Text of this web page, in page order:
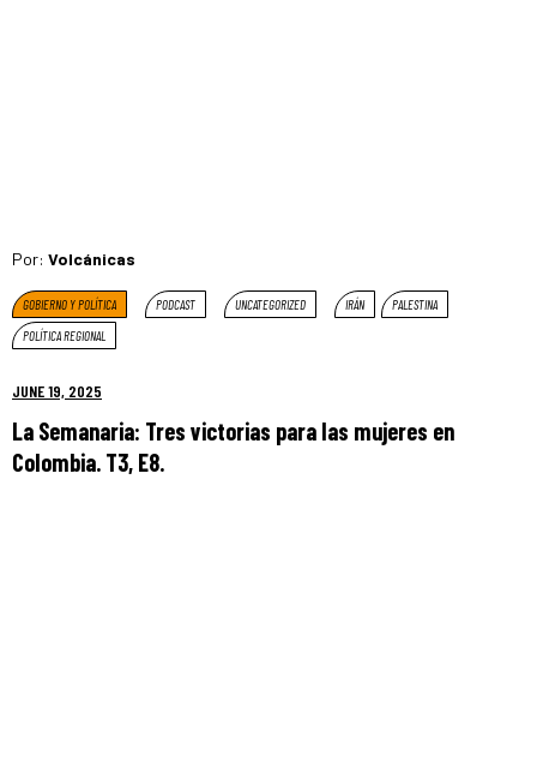
Por: Volcánicas
GOBIERNO Y POLÍTICA PODCAST UNCATEGORIZED IRÁN
PALESTINA
POLÍTICA REGIONAL
JUNE 19, 2025
La Semanaria: Tres victorias para las mujeres en
Colombia. T3, E8.